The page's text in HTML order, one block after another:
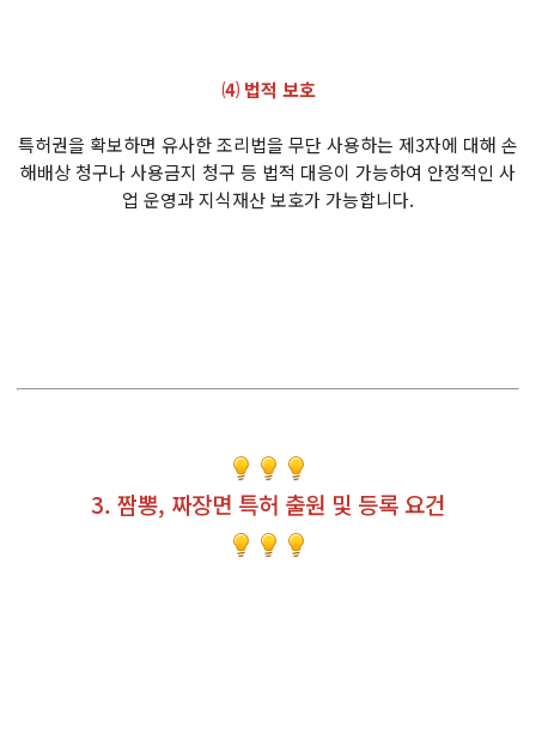
⑷ 법적 보호
특허권을 확보하면 유사한 조리법을 무단 사용하는 제3자에 대해 손
해배상 청구나 사용금지 청구 등 법적 대응이 가능하여 안정적인 사
업 운영과 지식재산 보호가 가능합니다.
3. 짬뽕, 짜장면 특허 출원 및 등록 요건